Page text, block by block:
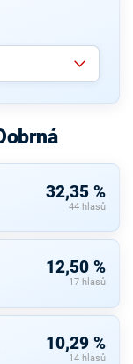
32,35 %
44 hlasů
12,50 %
17 hlasů
10,29 %
14 hlasů